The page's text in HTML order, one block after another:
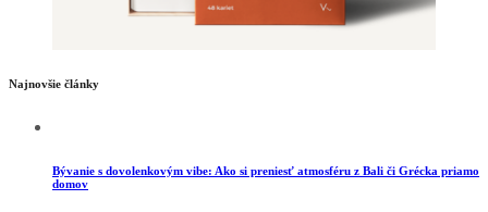
Najnovšie články
Bývanie s dovolenkovým vibe: Ako si preniesť atmosféru z Bali či Grécka priamo
domov